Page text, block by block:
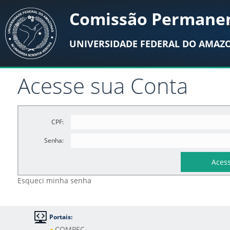
Comissão
UNIVERSIDADE FEDERAL DO
Acesse sua Conta
CPF:
Senha:
Esqueci minha senha
Portais: